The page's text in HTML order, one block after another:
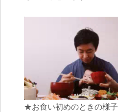
★お食い初めのときの様子